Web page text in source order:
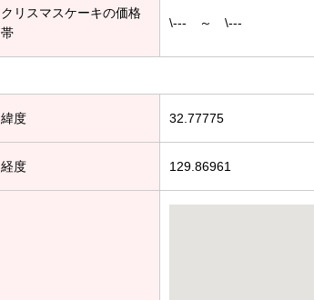
クリスマスケーキの価格
帯
\--- ～ \---
緯度 32.77775
経度 129.86961